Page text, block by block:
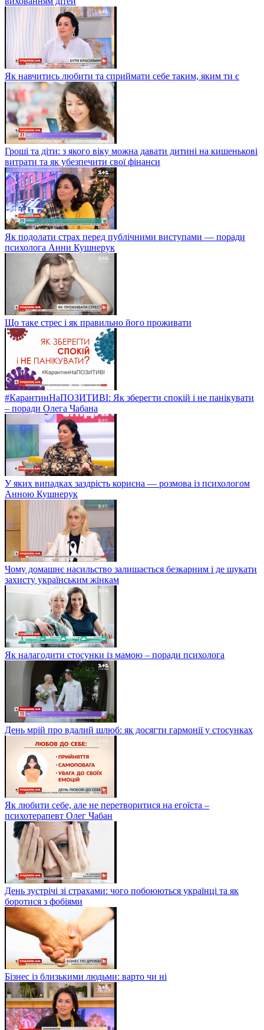
Як навчитись любити та сприймати себе таким, яким ти є
Гроші та діти: з якого віку можна давати дитині на кишенькові
витрати та як убезпечити свої фінанси
Як подолати страх перед публічними виступами — поради
психолога Анни Кушнерук
Що таке стрес і як правильно його проживати
#КарантинНаПОЗИТИВІ: Як зберегти спокій і не панікувати
– поради Олега Чабана
У яких випадках заздрість корисна — розмова із психологом
Анною Кушнерук
Чому домашнє насильство залишається безкарним і де шукати
захисту українським жінкам
Як налагодити стосунки із мамою – поради психолога
День мрій про вдалий шлюб: як досягти гармонії у стосунках
Як любити себе, але не перетворитися на егоїста –
психотерапевт Олег Чабан
День зустрічі зі страхами: чого побоюються українці та як
боротися з фобіями
Бізнес із близькими людьми: варто чи ні